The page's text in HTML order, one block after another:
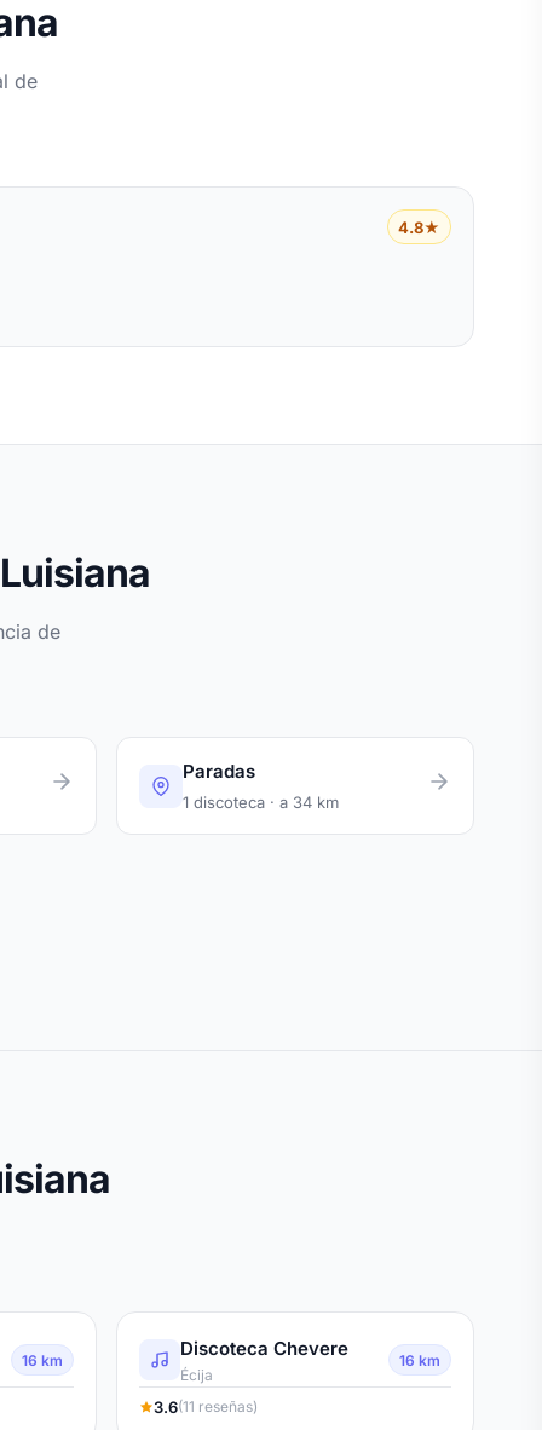
de
4.8★
de
Paradas
1 discoteca · a 34 km
16 km
Discoteca Chevere
Écija
16 km
3.6(11 reseñas)